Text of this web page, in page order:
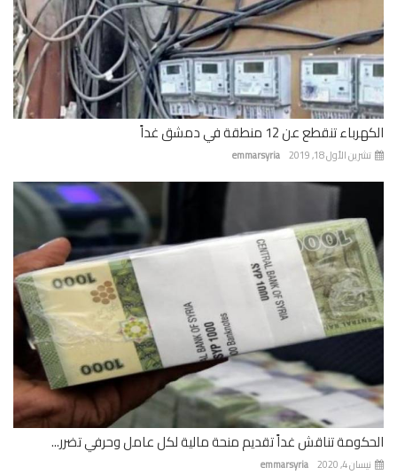
تنقطع عن 12 منطقة في دمشق غداً
emmarsyria الأول 18, 2019
تناقش غداً تقديم منحة مالية لكل عامل وحرفي تضرر...
emmarsyria 4, 2020